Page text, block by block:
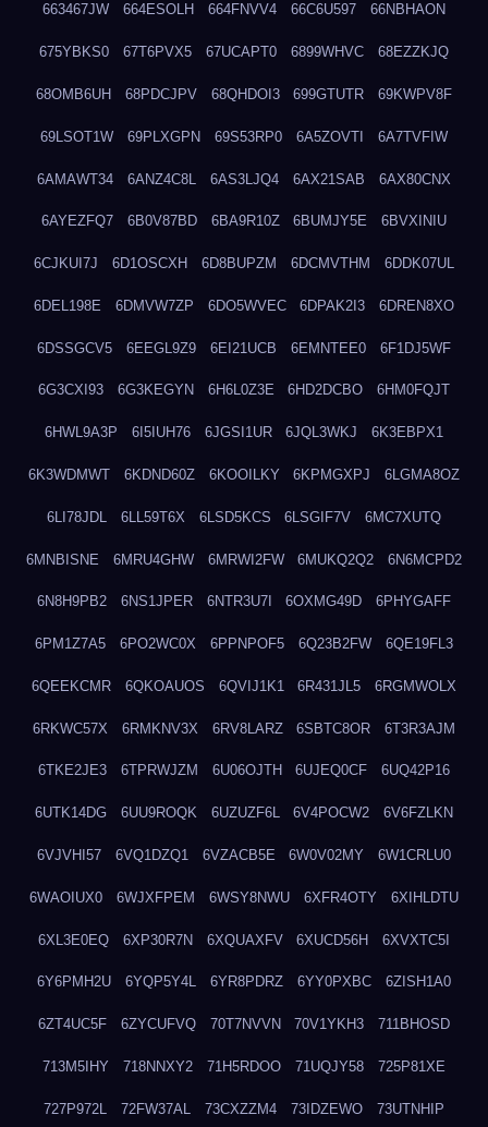
663467JW 664ESOLH 664FNVV4 66C6U597 66NBHAON
675YBKS0 67T6PVX5 67UCAPT0 6899WHVC 68EZZKJQ
68OMB6UH 68PDCJPV 68QHDOI3 699GTUTR 69KWPV8F
69LSOT1W 69PLXGPN 69S53RP0 6A5ZOVTI 6A7TVFIW
6AMAWT34 6ANZ4C8L 6AS3LJQ4 6AX21SAB 6AX80CNX
6AYEZFQ7 6B0V87BD 6BA9R10Z 6BUMJY5E 6BVXINIU
6CJKUI7J 6D1OSCXH 6D8BUPZM 6DCMVTHM 6DDK07UL
6DEL198E 6DMVW7ZP 6DO5WVEC 6DPAK2I3 6DREN8XO
6DSSGCV5 6EEGL9Z9 6EI21UCB 6EMNTEE0 6F1DJ5WF
6G3CXI93 6G3KEGYN 6H6L0Z3E 6HD2DCBO 6HM0FQJT
6HWL9A3P 6I5IUH76 6JGSI1UR 6JQL3WKJ 6K3EBPX1
6K3WDMWT 6KDND60Z 6KOOILKY 6KPMGXPJ 6LGMA8OZ
6LI78JDL 6LL59T6X 6LSD5KCS 6LSGIF7V 6MC7XUTQ
6MNBISNE 6MRU4GHW 6MRWI2FW 6MUKQ2Q2 6N6MCPD2
6N8H9PB2 6NS1JPER 6NTR3U7I 6OXMG49D 6PHYGAFF
6PM1Z7A5 6PO2WC0X 6PPNPOF5 6Q23B2FW 6QE19FL3
6QEEKCMR 6QKOAUOS 6QVIJ1K1 6R431JL5 6RGMWOLX
6RKWC57X 6RMKNV3X 6RV8LARZ 6SBTC8OR 6T3R3AJM
6TKE2JE3 6TPRWJZM 6U06OJTH 6UJEQ0CF 6UQ42P16
6UTK14DG 6UU9ROQK 6UZUZF6L 6V4POCW2 6V6FZLKN
6VJVHI57 6VQ1DZQ1 6VZACB5E 6W0V02MY 6W1CRLU0
6WAOIUX0 6WJXFPEM 6WSY8NWU 6XFR4OTY 6XIHLDTU
6XL3E0EQ 6XP30R7N 6XQUAXFV 6XUCD56H 6XVXTC5I
6Y6PMH2U 6YQP5Y4L 6YR8PDRZ 6YY0PXBC 6ZISH1A0
6ZT4UC5F 6ZYCUFVQ 70T7NVVN 70V1YKH3 711BHOSD
713M5IHY 718NNXY2 71H5RDOO 71UQJY58 725P81XE
727P972L 72FW37AL 73CXZZM4 73IDZEWO 73UTNHIP